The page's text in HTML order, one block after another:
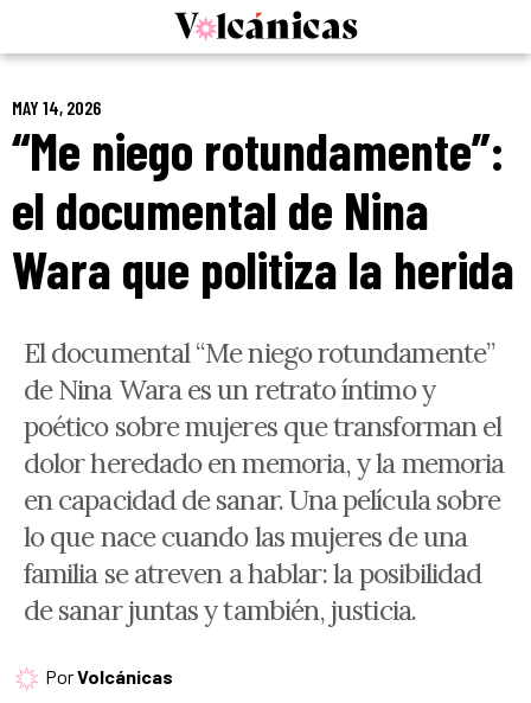
MAY 14, 2026
“Me niego rotundamente”:
el documental de Nina
Wara que politiza la herida
El documental “Me niego rotundamente”
de Nina Wara es un retrato íntimo y
poético sobre mujeres que transforman el
dolor heredado en memoria, y la memoria
en capacidad de sanar. Una película sobre
lo que nace cuando las mujeres de una
familia se atreven a hablar: la posibilidad
de sanar juntas y también, justicia.
PorVolcánicas